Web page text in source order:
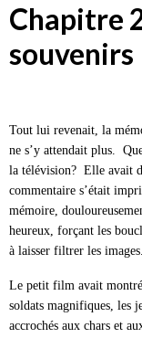
Chapitre
souvenirs
Tout lui revenait, la
ne s’y attendait plus.
la télévision? Elle avait
commentaire s’était
mémoire,
heureux, forçant les
à laisser filtrer les images.
Le petit film avait
soldats magnifiques, les
accrochés aux chars et